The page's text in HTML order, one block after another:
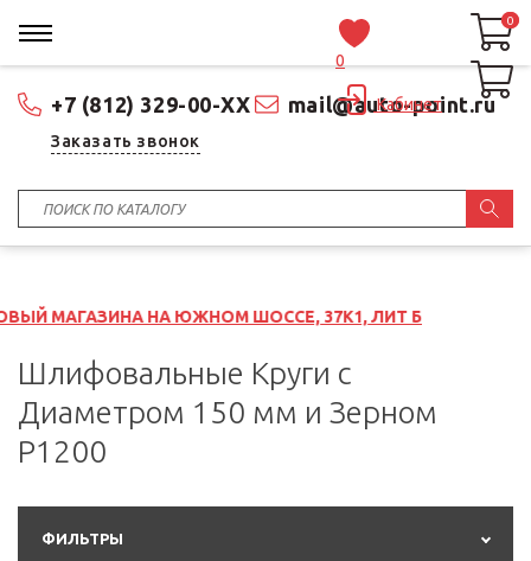
+7 (812) 329-00-XX mail@auto-point.ru
Заказать звонок
0
Кабинет
0
0
ЮЖНОМ ШОССЕ, 37К1, ЛИТ Б
Шлифовальные Круги с
Диаметром 150 мм и Зерном
P1200
ФИЛЬТРЫ